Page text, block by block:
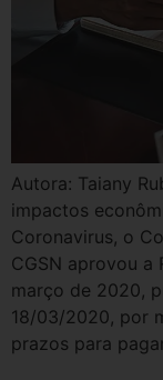
Autora: Taiany
impactos
Coronavirus, o
CGSN aprovou a
março de 2020,
18/03/2020, por
prazos para